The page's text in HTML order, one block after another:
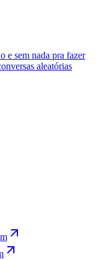
e sem nada pra fazer
aleatórias